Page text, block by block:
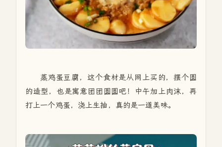
蒸鸡蛋豆腐，这个食材是从网上买的，摆个圆
的造型，也是寓意团团圆圆吧！中午加上肉沫，再
打上一个鸡蛋，浇上生抽，真的是一道美味。